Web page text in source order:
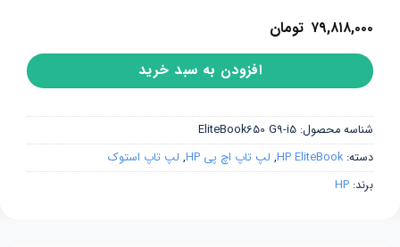
۷۹,۸۱۸,۰۰۰ تومان
افزودن به سبد خرید
شناسه محصول: EliteBook650 G9-i5
دسته: HP EliteBook
, لپ تاپ اچ پی HP , لپ تاپ استوک
برند: HP